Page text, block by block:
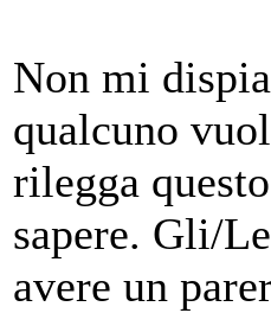
Non mi
qualcuno
rilegga
sapere. Gli/
avere un